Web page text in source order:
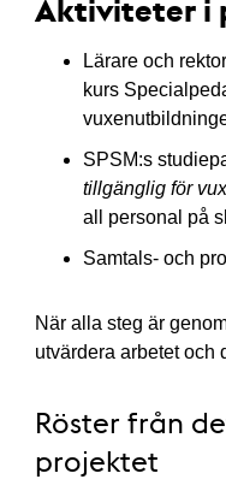
Aktiviteter i
Lärare och
kurs
SPSM:s
tillgänglig för
all personal på
Samtals- och
När alla steg är
utvärdera arbetet och
Röster från
projektet